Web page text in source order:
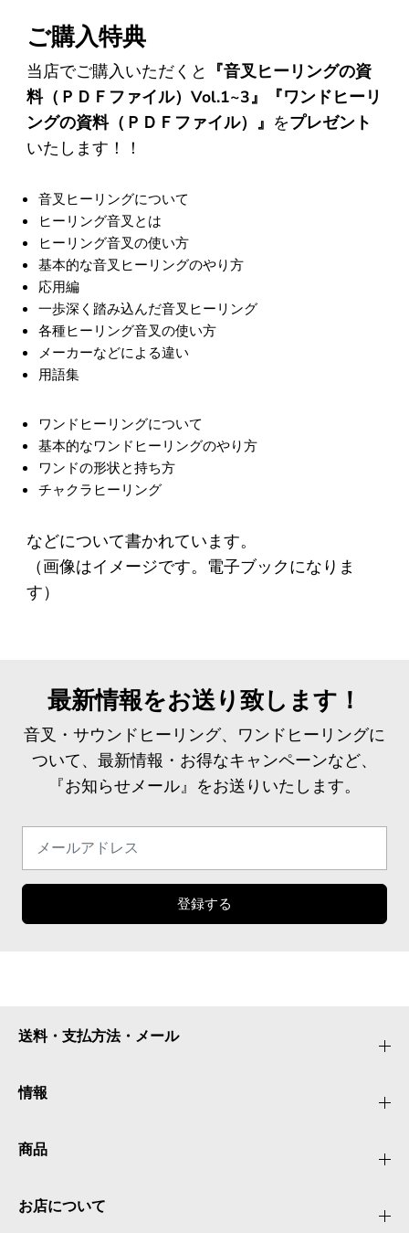
ご購入特典
当店でご購入いただくと
『音叉ヒーリングの資
料（ＰＤＦファイル）Vol.1~3』『ワンドヒーリ
ングの資料（ＰＤＦファイル）』 をプレゼント
いたします！！
音叉ヒーリングについて
ヒーリング音叉とは
ヒーリング音叉の使い方
基本的な音叉ヒーリングのやり方
応用編
一歩深く踏み込んだ音叉ヒーリング
各種ヒーリング音叉の使い方
メーカーなどによる違い
用語集
ワンドヒーリングについて
基本的なワンドヒーリングのやり方
ワンドの形状と持ち方
チャクラヒーリング
などについて書かれています。
（画像はイメージです。電子ブックになりま
す）
最新情報をお送り致します！
音叉・サウンドヒーリング、ワンドヒーリングに
ついて、最新情報・お得なキャンペーンなど、
『お知らせメール』をお送りいたします。
登録する
送料・支払方法・メール
情報
商品
お店について